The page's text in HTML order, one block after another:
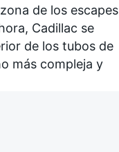
de los escapes
Cadillac se
de los tubos de
más compleja y